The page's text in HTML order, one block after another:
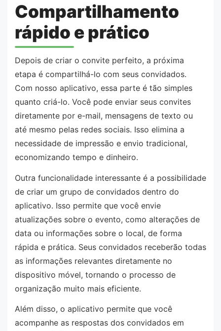
Compartilhamento
rápido e prático
Depois de criar o convite perfeito, a próxima
etapa é compartilhá-lo com seus convidados.
Com nosso aplicativo, essa parte é tão simples
quanto criá-lo. Você pode enviar seus convites
diretamente por e-mail, mensagens de texto ou
até mesmo pelas redes sociais. Isso elimina a
necessidade de impressão e envio tradicional,
economizando tempo e dinheiro.
Outra funcionalidade interessante é a possibilidade
de criar um grupo de convidados dentro do
aplicativo. Isso permite que você envie
atualizações sobre o evento, como alterações de
data ou informações sobre o local, de forma
rápida e prática. Seus convidados receberão todas
as informações relevantes diretamente no
dispositivo móvel, tornando o processo de
organização muito mais eficiente.
Além disso, o aplicativo permite que você
acompanhe as respostas dos convidados em